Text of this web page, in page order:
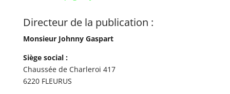
Directeur de la publication :
Monsieur Johnny Gaspart
Siège social :
Chaussée de Charleroi 417
6220 FLEURUS